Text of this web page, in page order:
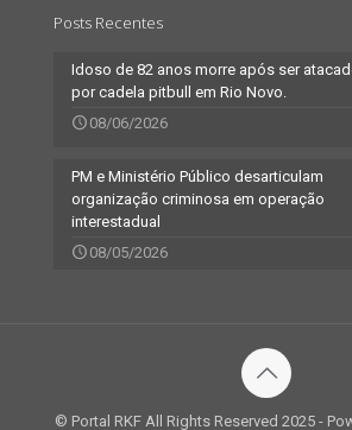
Posts Recentes
Idoso de 82 anos morre após ser
por cadela pitbull em Rio Novo.
08/06/2026
PM e Ministério Público desarticulam
organização criminosa em operação
interestadual
08/05/2026
© Portal RKF All Rights Reserved 2025 -